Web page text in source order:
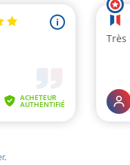
.